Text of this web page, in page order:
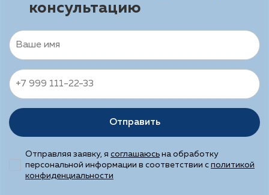
консультацию
Отправить
Отправляя заявку, я соглашаюсь на обработку
персональной информации в соответствии с политикой
конфиденциальности